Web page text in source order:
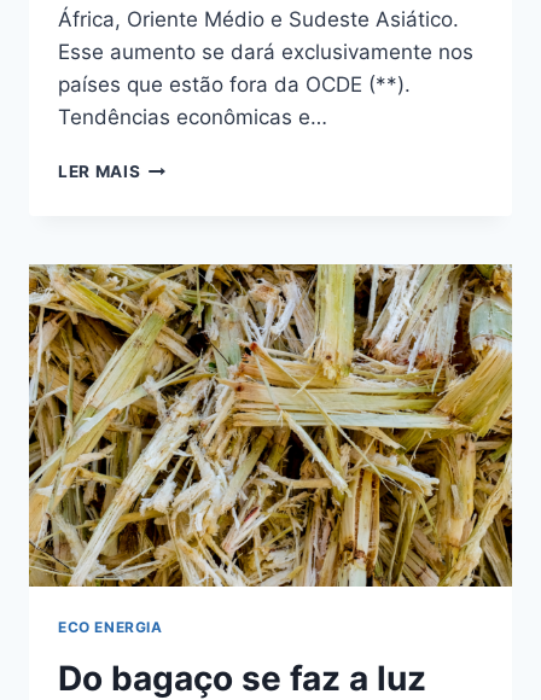
África, Oriente Médio e Sudeste Asiático.
Esse aumento se dará exclusivamente nos
países que estão fora da OCDE (**).
Tendências econômicas e…
LER MAIS NOTAS
QUADRO
ENERGÉTICO
MUNDIAL
ECO ENERGIA
Do bagaço se faz a luz